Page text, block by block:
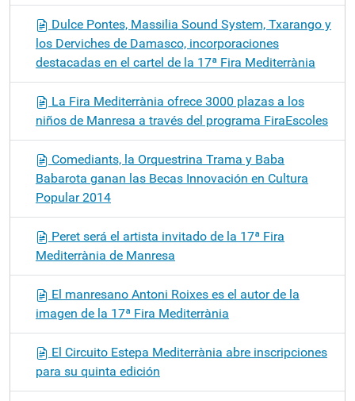
Dulce Pontes, Massilia Sound System, Txarango y
los Derviches de Damasco, incorporaciones
destacadas en el cartel de la 17ª Fira Mediterrània
La Fira Mediterrània ofrece 3000 plazas a los
niños de Manresa a través del programa FiraEscoles
Comediants, la Orquestrina Trama y Baba
Babarota ganan las Becas Innovación en Cultura
Popular 2014
Peret será el artista invitado de la 17ª Fira
Mediterrània de Manresa
El manresano Antoni Roixes es el autor de la
imagen de la 17ª Fira Mediterrània
El Circuito Estepa Mediterrània abre inscripciones
para su quinta edición